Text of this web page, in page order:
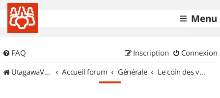
Menu
FAQ Connexion
Inscription
UtagawaVTT (Randos VTT et VTTAE avec traces GPS)
Accueil forum Générale Le coin des vidéastes